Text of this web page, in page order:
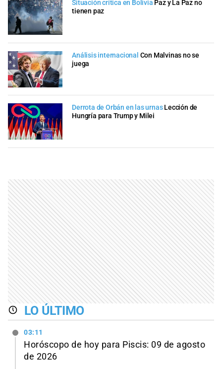
Situación crítica en Bolivia Paz y La Paz no
tienen paz
Análisis internacional Con Malvinas no se
juega
Derrota de Orbán en las urnas Lección de
Hungría para Trump y Milei
LO ÚLTIMO
03:11
Horóscopo de hoy para Piscis: 09 de agosto
de 2026